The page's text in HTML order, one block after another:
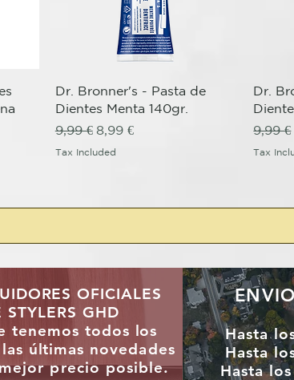
Quick View
Dr. Bronner's - Pasta de
Dientes Menta 140gr.
Regular Price
9,99 € Sale Price
8,99 €
Tax Included
Dr.
9,99 €
Tax
OFICIALES
STYLERS GHD
tenemos todos los
últimas novedades
precio posible.
Hasta
Hasta
Hasta